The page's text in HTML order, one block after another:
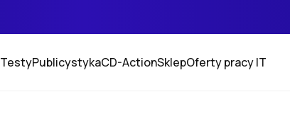
TestyPublicystykaCD-ActionSklepOferty pracy IT